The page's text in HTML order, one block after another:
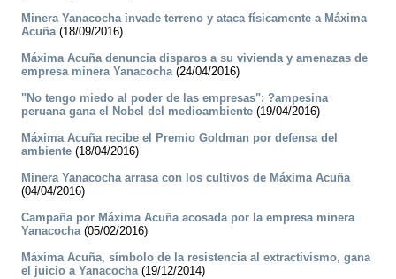
Minera Yanacocha invade terreno y ataca físicamente a Máxima
Acuña(18/09/2016)
Máxima Acuña denuncia disparos a su vivienda y amenazas de
empresa minera Yanacocha(24/04/2016)
"No tengo miedo al poder de las empresas": ?ampesina
peruana gana el Nobel del medioambiente (19/04/2016)
Máxima Acuña recibe el Premio Goldman por defensa del
ambiente (18/04/2016)
Minera Yanacocha arrasa con los cultivos de Máxima Acuña
(04/04/2016)
Campaña por Máxima Acuña acosada por la empresa minera
Yanacocha(05/02/2016)
Máxima Acuña, símbolo de la resistencia al extractivismo, gana
el juicio a Yanacocha(19/12/2014)